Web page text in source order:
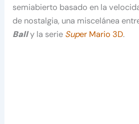
semiabierto basado en la
de nostalgia, una miscelánea
Bally la serie Super Mario 3D.